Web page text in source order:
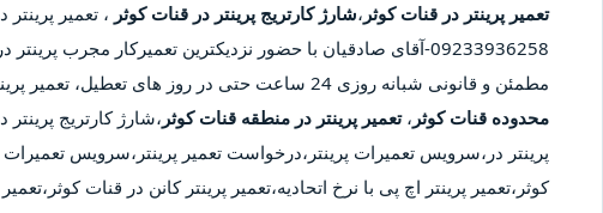
تعمیر پرینتر در قنات کوثر ،شارژ کارتریج پرینتر در قنات کوثر ، تعمیر پرینتر
09233936258-آقای صادقیان با حضور نزدیکترین تعمیرکار مجرب
مطمئن و قانونی شبانه روزی 24 ساعت حتی در روز های تعطیل، تعمیر پرینتر در محدوده قنات کوثر،
محدوده قنات کوثر ، تعمیر پرینتر در منطقه قنات کوثر ،شارژ کارتریج
پرینتر در،سرویس تعمیرات پرینتر،درخواست تعمیر پرینتر،سرویس
کوثر،تعمیر پرینتر اچ پی با نرخ اتحادیه،تعمیر پرینتر کانن در قنات